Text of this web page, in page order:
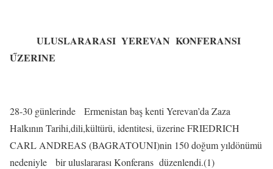
ULUSLARARASI YEREVAN KONFERANSI
ŰZERINE
28-30 günlerinde
Ermenistan baş kenti Yerevan’da Zaza
Halkının Tarihi,dili,kültürü, identitesi, üzerine FRIEDRICH
CARL ANDREAS (BAGRATOUNI)nin 150 doğum yıldönümü
nedeniyle
bir uluslararası Konferans düzenlendi.(1)